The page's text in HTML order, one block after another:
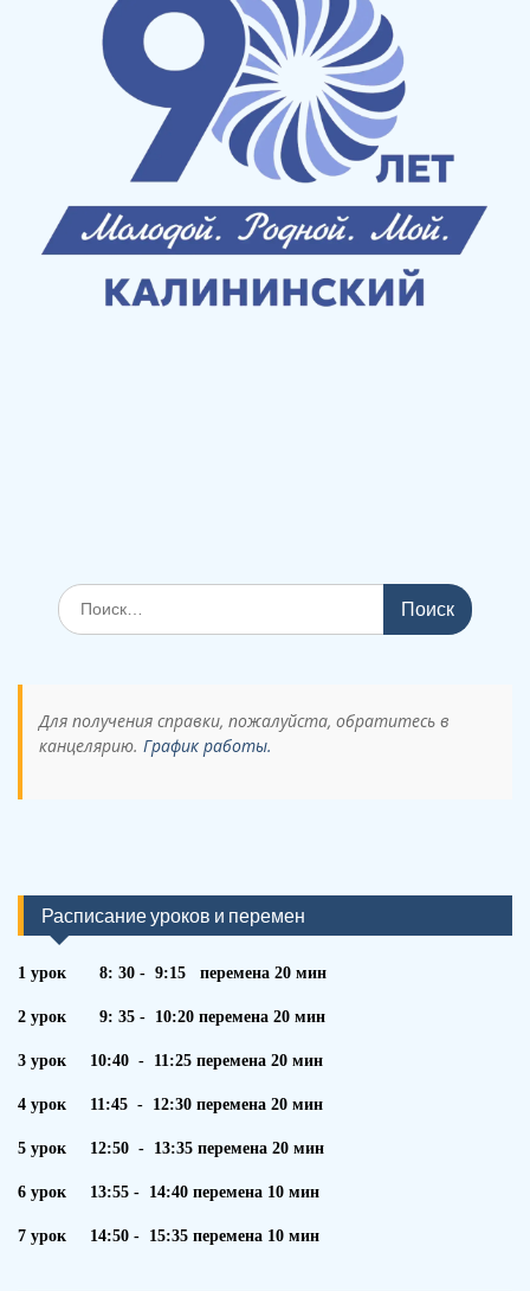
Поиск
по:
Для получения справки, пожалуйста, обратитесь в
канцелярию. График работы.
Расписание уроков и перемен
1 урок 8: 30 - 9:15 перемена 20 мин
2 урок 9: 35 - 10:20 перемена 20 мин
3 урок 10:40 - 11:25 перемена 20 мин
4 урок 11:45 - 12:30 перемена 20 мин
5 урок 12:50 - 13:35 перемена 20 мин
6 урок 13:55 - 14:40 перемена 10 мин
7 урок 14:50 - 15:35 перемена 10 мин